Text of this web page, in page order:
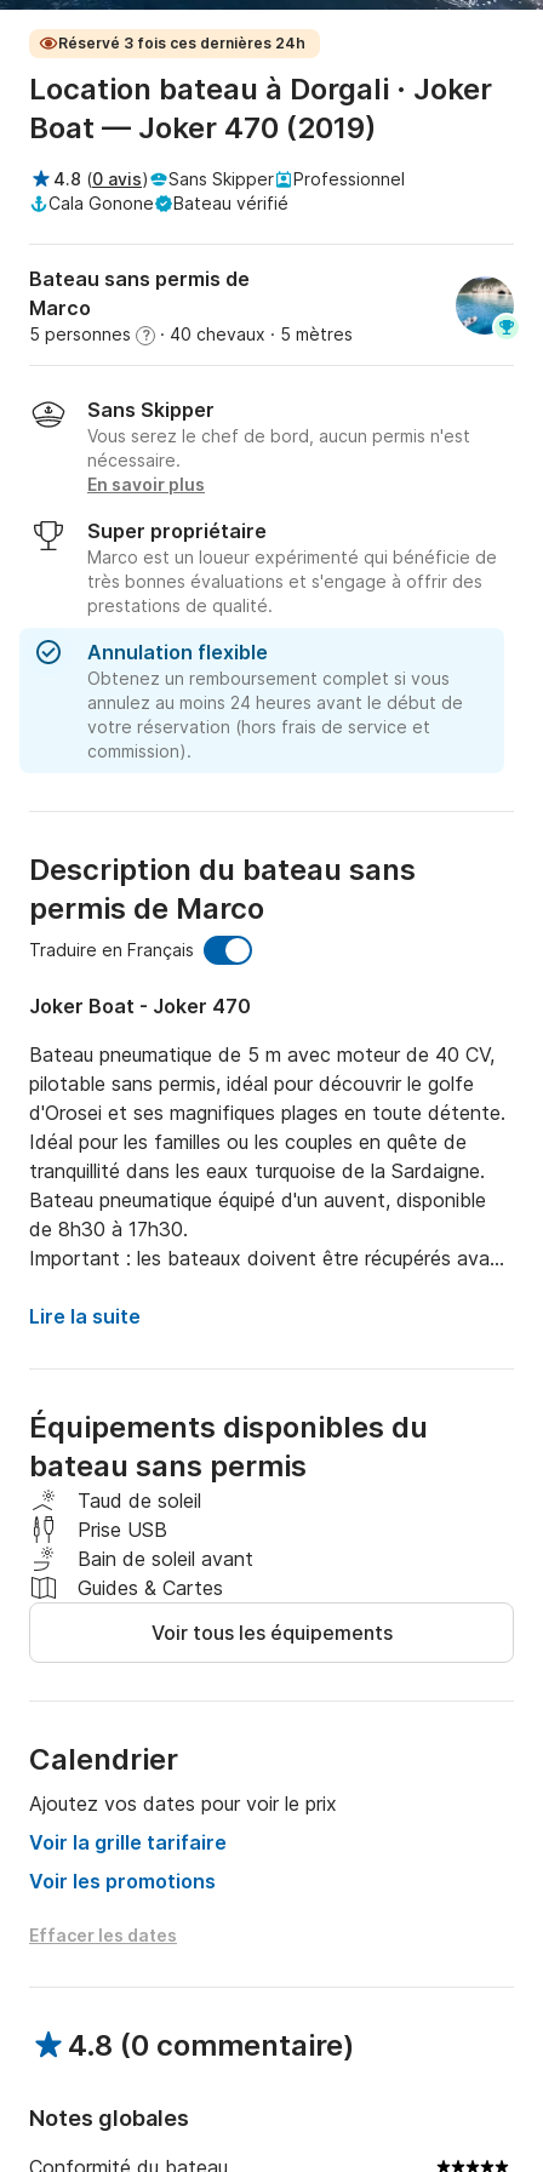
Réservé 3 fois ces dernières 24h
Location bateau à Dorgali · Joker
Boat — Joker 470 (2019)
4.8 (0 avis) Sans Skipper
Professionnel
Cala Gonone
Bateau vérifié
Bateau sans permis de
Marco
5 personnes ? · 40 chevaux · 5 mètres
Sans Skipper
Vous serez le chef de bord, aucun permis n'est
nécessaire.
En savoir plus
Super propriétaire
Marco est un loueur expérimenté qui bénéficie de
très bonnes évaluations et s'engage à offrir des
prestations de qualité.
Annulation flexible
Obtenez un remboursement complet si vous
annulez au moins 24 heures avant le début de
votre réservation (hors frais de service et
commission).
Description du bateau sans
permis de Marco
Traduire en Français
Joker Boat - Joker 470
Bateau pneumatique de 5 m avec moteur de 40 CV,
pilotable sans permis, idéal pour découvrir le golfe
d'Orosei et ses magnifiques plages en toute détente.
Idéal pour les familles ou les couples en quête de
tranquillité dans les eaux turquoise de la Sardaigne.
Bateau pneumatique équipé d'un auvent, disponible
de 8h30 à 17h30.
Important : les bateaux doivent être récupérés avant
Lire la suite
Équipements disponibles du
bateau sans permis
Taud de soleil
Prise USB
Bain de soleil avant
Guides & Cartes
Voir tous les équipements
Calendrier
Ajoutez vos dates pour voir le prix
Voir la grille tarifaire
Voir les promotions
Effacer les dates
4.8 (0 commentaire)
Notes globales